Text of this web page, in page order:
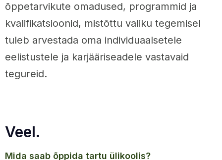
õppetarvikute omadused, programmid ja
kvalifikatsioonid, mistõttu valiku tegemisel
tuleb arvestada oma individuaalsetele
eelistustele ja karjääriseadele vastavaid
tegureid.
Veel.
mida saab õppida tartu ülikoolis?